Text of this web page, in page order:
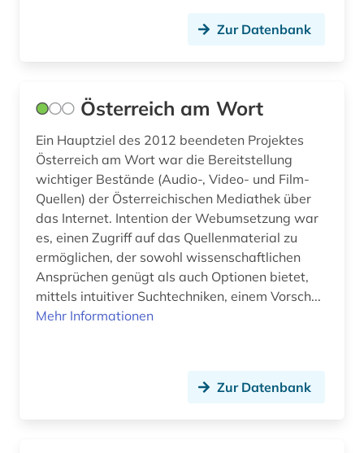
geschichte <1914-2006> (1)
industriedesign (1)
innenarchitektur (1)
interview (2)
israel (1)
jazz (1)
juden (1)
judentum (1)
karte (1)
Zur Datenbank
Österreich am Wort
Ein Hauptziel des 2012 beendeten Projektes
Österreich am Wort war die Bereitstellung
wichtiger Bestände (Audio-, Video- und Film-
Quellen) der Österreichischen Mediathek über
das Internet. Intention der Webumsetzung war
es, einen Zugriff auf das Quellenmaterial zu
ermöglichen, der sowohl wissenschaftlichen
Ansprüchen genügt als auch Optionen bietet,
mittels intuitiver Suchtechniken, einem Vorsch...
Mehr Informationen
Zur Datenbank